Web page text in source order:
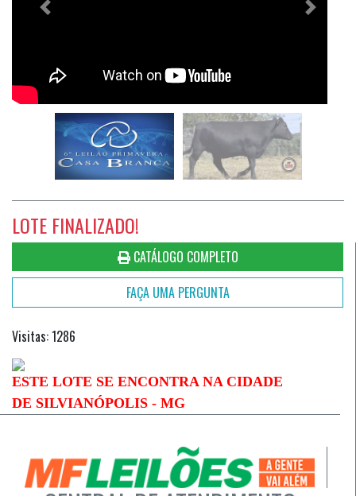
Previous Próximo
LOTE FINALIZADO!
CATÁLOGO COMPLETO
FAÇA UMA PERGUNTA
Visitas: 1286
ESTE LOTE SE ENCONTRA NA CIDADE
DE SILVIANÓPOLIS - MG